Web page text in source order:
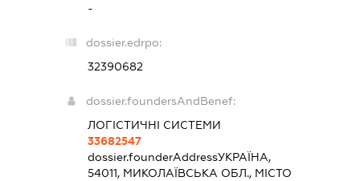
-
dossier.edrpo:
32390682
dossier.foundersAndBenef:
ЛОГІСТИЧНІ СИСТЕМИ
33682547
dossier.founderAddressУКРАЇНА,
54011, МИКОЛАЇВСЬКА ОБЛ., МІСТО